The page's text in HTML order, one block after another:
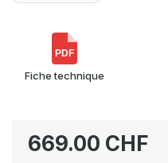
PDF
Fiche technique
669.00 CHF